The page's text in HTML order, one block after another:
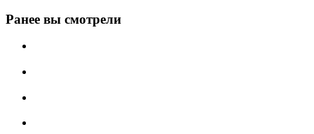
Ранее вы смотрели